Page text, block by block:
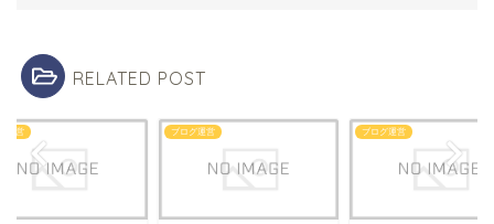
RELATED POST
運営 ブログ運営 ブログ運営